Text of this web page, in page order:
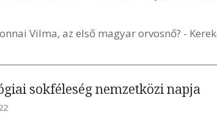
Vilma, az első magyar orvosnő? -
sokféleség nemzetközi napja